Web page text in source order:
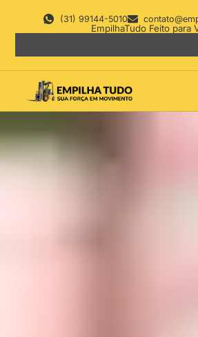
(31) 99144-5010
EmpilhaTudo Feito para